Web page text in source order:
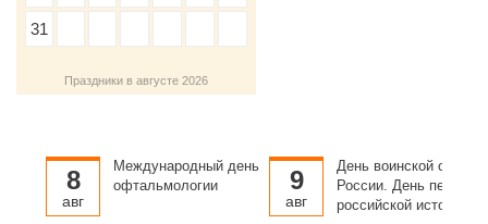
31
Праздники в августе 2026
8
авг
Международный день
офтальмологии
9
авг
День воинской славы
России. День первой в
российской истории